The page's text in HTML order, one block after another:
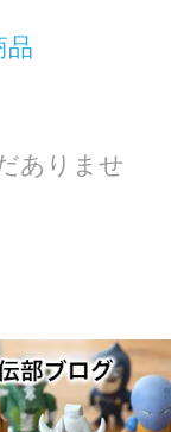
品
ありませ